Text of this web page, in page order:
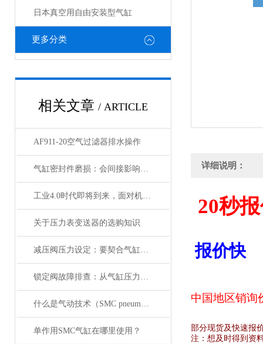
日本真空用自由安装型气缸
更多分类
相关文章 / ARTICLE
AF911-20空气过滤器排水操作
气缸密封件磨损：会间接影响电磁阀与锁定阀的性能吗
工业4.0时代即将到来，面对机遇与挑战，日本SMC该如何应对？
关于压力表变送器的选购知识
减压阀压力设定：要契合气缸负载与电磁阀的工作范围
锁定阀故障排查：从气缸压力变化与电磁阀信号入手
什么是气动技术（SMC pneumatics）
单作用SMC气缸在哪里使用？
详细说明：
20秒
报价快
中国地区销询
部分现货及快速报
注：想及时得到资